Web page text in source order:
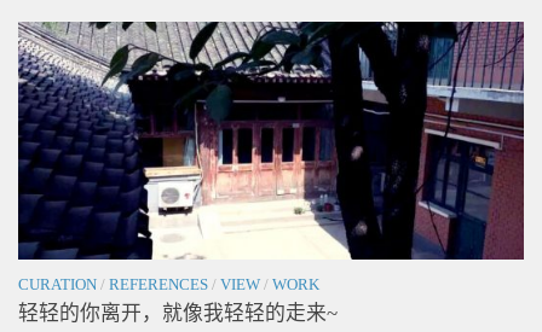
CURATION / REFERENCES / VIEW / WORK
轻轻的你离开，就像我轻轻的走来~